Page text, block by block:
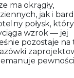
ma okrągły,
jak i
połysk, który
wzrok — jej
pozostaje na